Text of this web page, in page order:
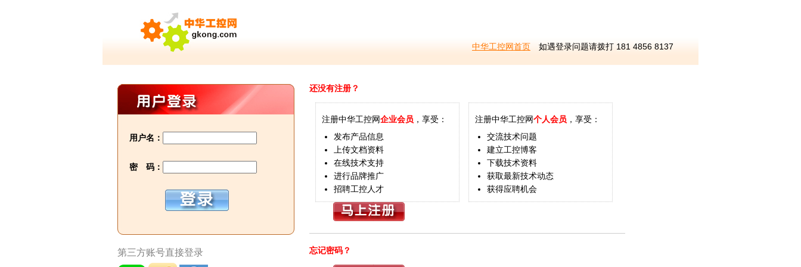
中华工控网首页 如遇登录问题请拨打 181 4856 8137
用户名：
密 码：
第三方账号直接登录
还没有注册？
注册中华工控网企业会员 ，享受：
发布产品信息
上传文档资料
在线技术支持
进行品牌推广
招聘工控人才
注册中华工控网个人会员 ，享受：
交流技术问题
建立工控博客
下载技术资料
获取最新技术动态
获得应聘机会
忘记密码？